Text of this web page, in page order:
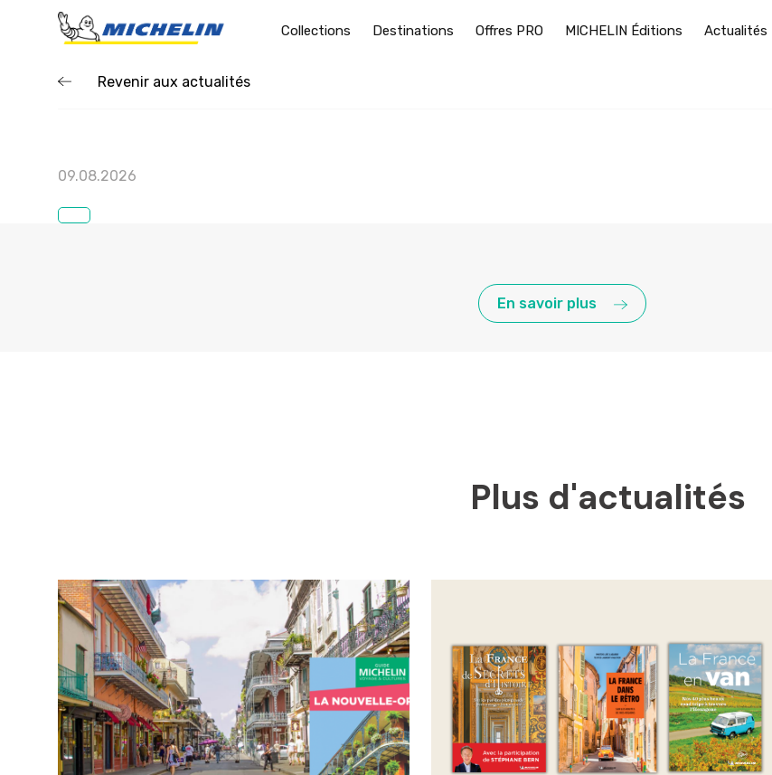
Collections Destinations Offres PRO MICHELIN Éditions Actualités
Revenir aux actualités
09.08.2026
En savoir plus
Plus d'actualités